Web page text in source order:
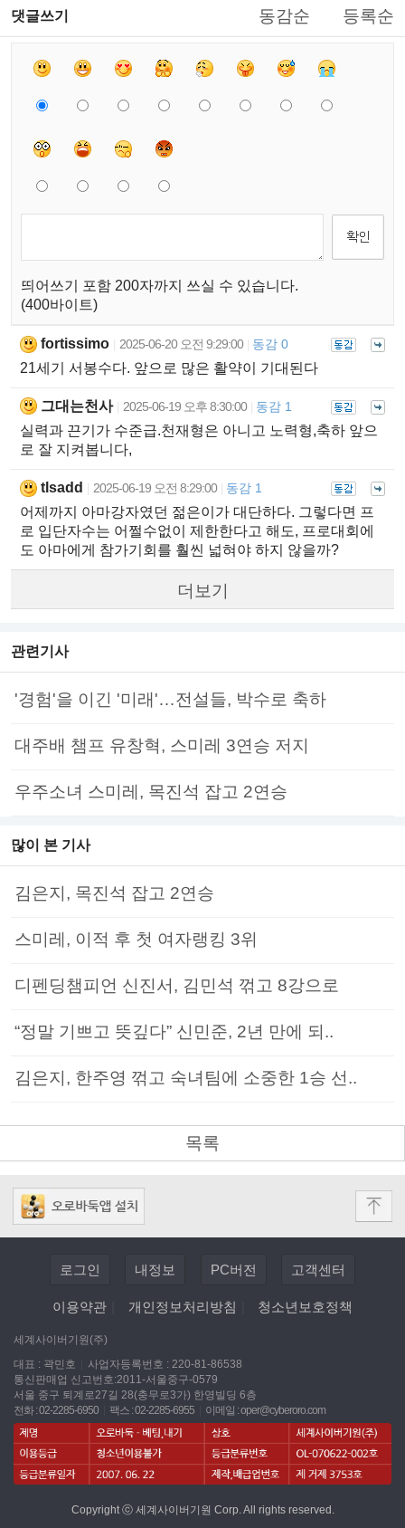
댓글쓰기 동감순 등록순
띄어쓰기 포함 200자까지 쓰실 수 있습니다.
(400바이트)
fortissimo 2025-06-20 오전 9:29:00 동감 0
21세기 서봉수다. 앞으로 많은 활약이 기대된다
그대는천사 2025-06-19 오후 8:30:00 동감 1
실력과 끈기가 수준급.천재형은 아니고 노력형,축하 앞으
로 잘 지켜봅니다,
tlsadd 2025-06-19 오전 8:29:00 동감 1
어제까지 아마강자였던 젊은이가 대단하다. 그렇다면 프
로 입단자수는 어쩔수없이 제한한다고 해도, 프로대회에
도 아마에게 참가기회를 훨씬 넓혀야 하지 않을까?
더보기
관련기사
'경험'을 이긴 '미래'…전설들, 박수로 축하
대주배 챔프 유창혁, 스미레 3연승 저지
우주소녀 스미레, 목진석 잡고 2연승
많이 본 기사
김은지, 목진석 잡고 2연승
스미레, 이적 후 첫 여자랭킹 3위
디펜딩챔피언 신진서, 김민석 꺾고 8강으로
“정말 기쁘고 뜻깊다” 신민준, 2년 만에 되..
김은지, 한주영 꺾고 숙녀팀에 소중한 1승 선..
목록
로그인 내정보 PC버전 고객센터
이용약관 개인정보처리방침 청소년보호정책
세계사이버기원(주)
대표 : 곽민호
사업자등록번호 : 220-81-86538
통신판매업 신고번호:2011-서울중구-0579
서울 중구 퇴계로27길 28(충무로3가) 한영빌딩 6층
전화 : 02-2285-6950
팩스 : 02-2285-6955 이메일 :oper@cyberoro.com
Copyright ⓒ 세계사이버기원 Corp. All rights reserved.